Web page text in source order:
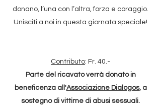
donano, l’una con l’altra, forza e coraggio.
Unisciti a noi in questa giornata speciale!
Contributo: Fr. 40.-
Parte del ricavato verrà donato in
beneficenza all'Associazione Dialogos, a
sostegno di vittime di abusi sessuali.